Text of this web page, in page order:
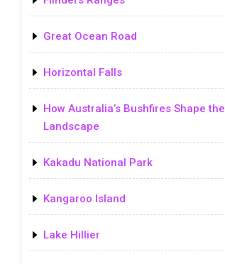
Great Ocean Road
Horizontal Falls
How Australia’s Bushfires Shape the
Landscape
Kakadu National Park
Kangaroo Island
Lake Hillier